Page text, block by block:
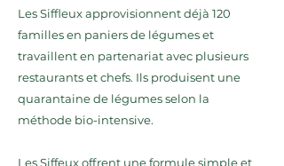
Les Siffleux approvisionnent déjà 120
familles en paniers de légumes et
travaillent en partenariat avec plusieurs
restaurants et chefs. Ils produisent une
quarantaine de légumes selon la
méthode bio-intensive.
Les Siffeux offrent une formule simple et